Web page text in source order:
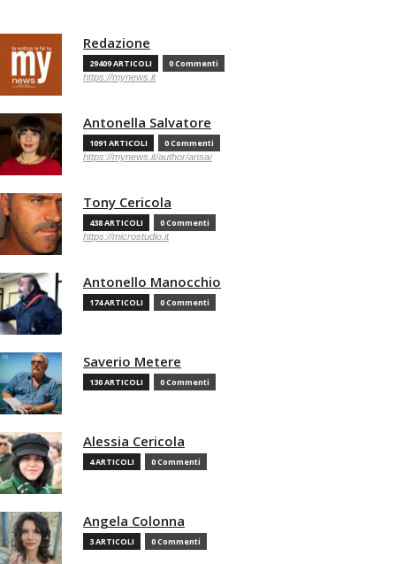
Redazione
29409 ARTICOLI 0 Commenti
https://mynews.it
Antonella Salvatore
1091 ARTICOLI 0 Commenti
https://mynews.it/author/ansa/
Tony Cericola
438 ARTICOLI 0 Commenti
https://microstudio.it
Antonello Manocchio
174 ARTICOLI 0 Commenti
Saverio Metere
130 ARTICOLI 0 Commenti
Alessia Cericola
4 ARTICOLI 0 Commenti
Angela Colonna
3 ARTICOLI 0 Commenti